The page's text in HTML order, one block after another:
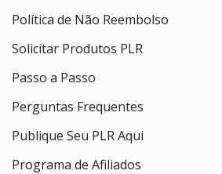
Política de Não Reembolso
Solicitar Produtos PLR
Passo a Passo
Perguntas Frequentes
Publique Seu PLR Aqui
Programa de Afiliados